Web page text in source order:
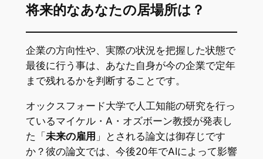
将来的なあなたの居場所は？
企業の方向性や、実際の状況を把握した状態で
最後に行う事は、あなた自身が今の企業で定年
まで残れるかを判断することです。
オックスフォード大学で人工知能の研究を行っ
ているマイケル・A・オズボーン教授が発表し
た「未来の雇用 」とされる論文は御存じです
か？彼の論文では、今後20年でAIによって影響